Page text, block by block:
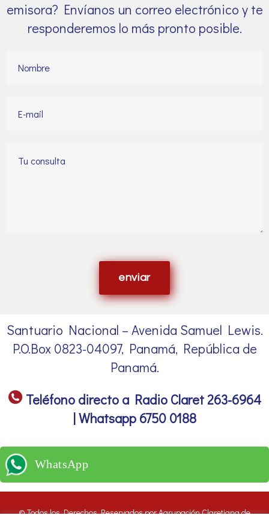
emisora? Envíanos un correo electrónico y te
responderemos lo más pronto posible.
enviar
Santuario Nacional – Avenida Samuel Lewis.
P.O.Box 0823-04097, Panamá, República de
Panamá.
Teléfono directo a Radio Claret 263-6964
| Whatsapp 6750 0188
WhatsApp
© Todos los Derechos Reservados por Agrupación Claretiana de